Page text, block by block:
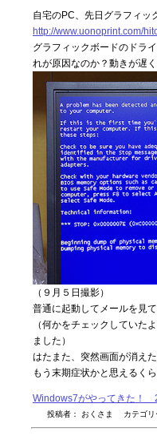
自宅のPC、先日グラフィッ
http://www.uonoprint.com/
グラフィックボードのドラ
れが原因なのか？動きが遅
（９月５日撮影）
普通に起動してメールを見
（何かをチェックしていた
ました）
はたまた、突然画面が消え
もう末期症状かと思えるく
Windows7がやってきた！
投稿者： おくさま カテゴ